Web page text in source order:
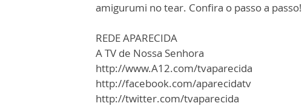
amigurumi no tear. Confira o passo a passo!
REDE APARECIDA
A TV de Nossa Senhora
http://www.A12.com/tvaparecida
http://facebook.com/aparecidatv
http://twitter.com/tvaparecida